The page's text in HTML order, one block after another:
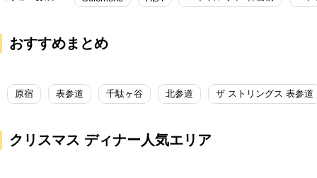
おすすめまとめ
原宿 表参道 千駄ヶ谷 北参道 ザ ストリングス 表参道
クリスマス ディナー人気エリア